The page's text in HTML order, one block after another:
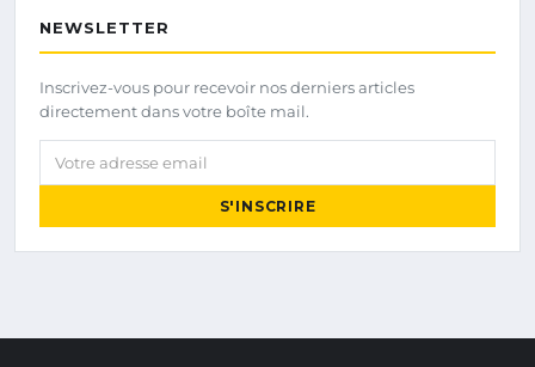
NEWSLETTER
Inscrivez-vous pour recevoir nos derniers articles
directement dans votre boîte mail.
Votre adresse email
S'INSCRIRE